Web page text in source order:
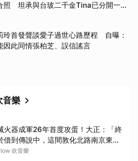
照 坦承與台玻二千金Tina已分開一段
玲首發聲談愛子過世心路歷程 自曝：
因此同情張柏芝、誤信謠言
音樂
火器成軍26年首度攻蛋！大正：「終
借到傳說中，這間敦化北路南京東路
一萬人的Livehouse了！」
吹音樂